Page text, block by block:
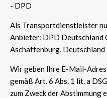
- DPD
Als Transportdienstleister
Anbieter: DPD Deutschland
Aschaffenburg, Deutschland
Wir geben Ihre E-Mail-
gemäß Art. 6 Abs. 1 lit. a
zum Zweck der Abstimmung